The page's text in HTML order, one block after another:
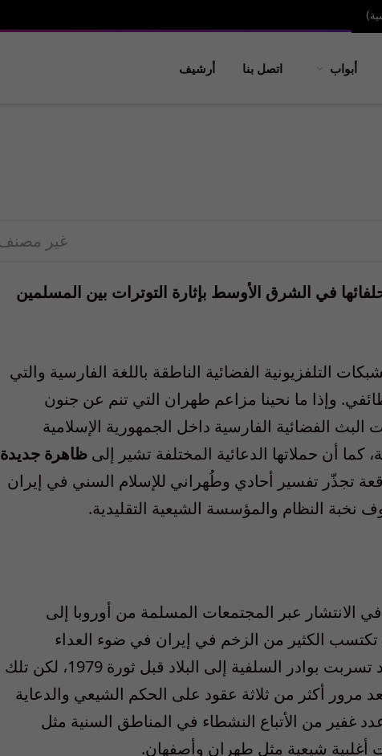
)
أبواب اتصل بنا أرشيف
غير
في الشرق الأوسط بإثارة التوترات بين المسلمين
التلفزيونية الفضائية الناطقة باللغة الفارسية والتي
وإذا ما نحينا مزاعم طهران التي تنم عن جنون
الفضائية الفارسية داخل الجمهورية الإسلامية
أن حملاتها الدعائية المختلفة تشير إلى ظاهرة جديدة
تجذّر تفسير أحادي وطُهراني للإسلام السني في إيران
النظام والمؤسسة الشيعية التقليدية.
الانتشار عبر المجتمعات المسلمة من أوروبا إلى
تكتسب الكثير من الزخم في إيران في ضوء العداء
المتأصل بين الإسلام السني والشيعي. فقد تسربت بوادر السلفية إلى البلاد قبل ثورة 1979، لكن تلك
مرور أكثر من ثلاثة عقود على الحكم الشيعي والدعاية
عدد غفير من الأتباع النشطاء في المناطق السنية مثل
شيعية مثل طهران وأصفهان.